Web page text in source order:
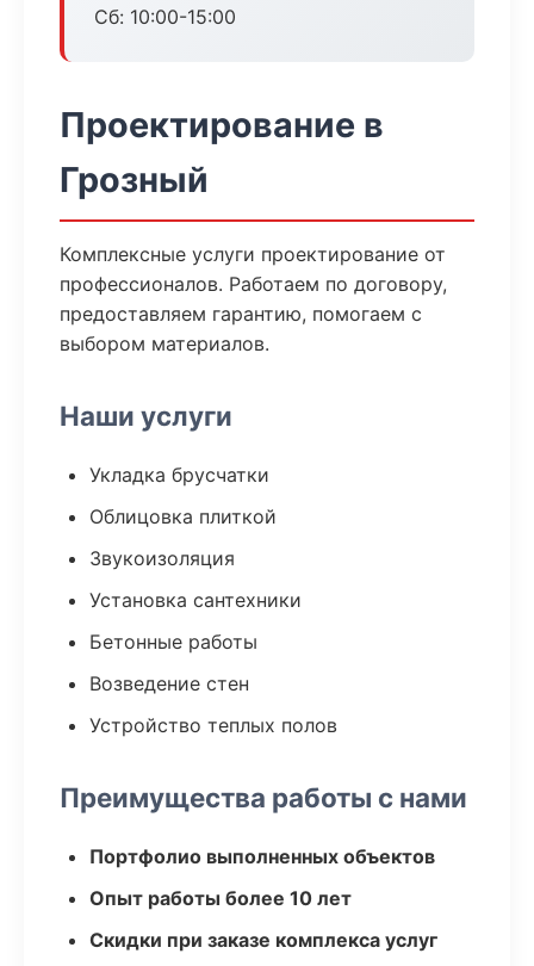
Сб: 10:00-15:00
Проектирование в
Грозный
Комплексные услуги проектирование от
профессионалов. Работаем по договору,
предоставляем гарантию, помогаем с
выбором материалов.
Наши услуги
Укладка брусчатки
Облицовка плиткой
Звукоизоляция
Установка сантехники
Бетонные работы
Возведение стен
Устройство теплых полов
Преимущества работы с нами
Портфолио выполненных объектов
Опыт работы более 10 лет
Скидки при заказе комплекса услуг